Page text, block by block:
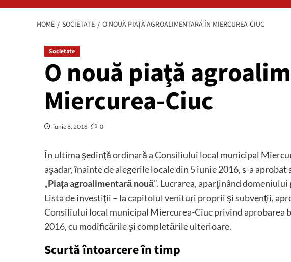
HOME SOCIETATE O NOUĂ PIAŢĂ AGROALIMENTARĂ ÎN MIERCUREA-CIUC
Societate
O nouă piaţă
Miercurea-Ciuc
iunie 8, 2016 0
În ultima şedinţă ordinară a Consiliului local municipal
aşadar, înainte de alegerile locale din 5 iunie 2016, s-a
„Piaţa agroalimentară nouă”. Lucrarea, aparţinând
Lista de investiţii – la capitolul venituri proprii şi subvenţii,
Consiliului local municipal Miercurea-Ciuc privind aprobarea
2016, cu modificările şi completările ulterioare.
Scurtă întoarcere în timp